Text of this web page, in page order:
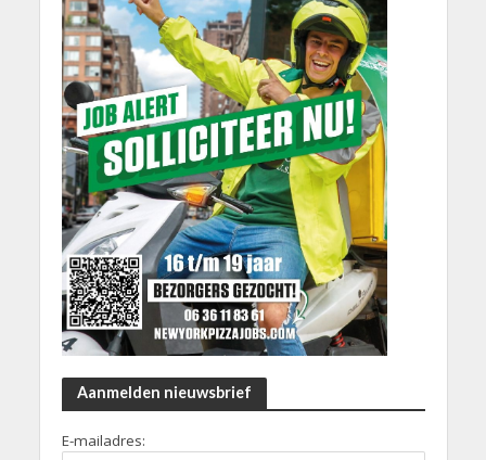
Aanmelden nieuwsbrief
E-mailadres: